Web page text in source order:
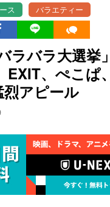
ス バラエティー
ラバラ大選挙
EXIT、ぺこぱ
アピール